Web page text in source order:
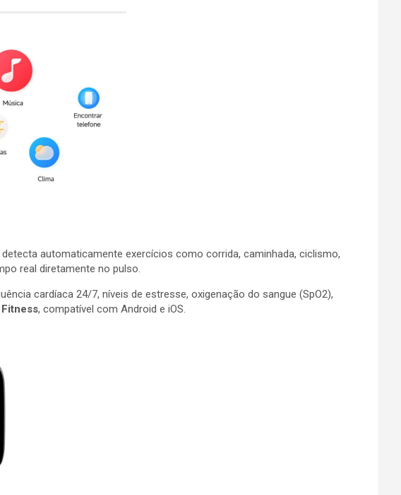
automaticamente exercícios como corrida, caminhada, ciclismo,
real diretamente no pulso.
cardíaca 24/7, níveis de estresse, oxigenação do sangue (SpO2),
, compatível com Android e iOS.